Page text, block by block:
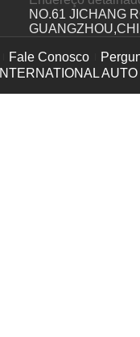
NO.61 JICHANG
Fale Conosco
INTERNATIONAL